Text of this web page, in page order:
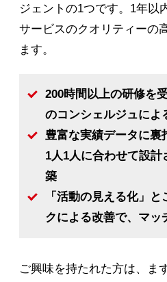
ジェントの1つです。1年以
サービスのクオリティーの
ます。
200時間以上の研修を
のコンシェルジュによ
豊富な実績データに裏
1人1人に合わせて設
築
「活動の見える化」
クによる改善で、マッ
ご興味を持たれた方は、ま